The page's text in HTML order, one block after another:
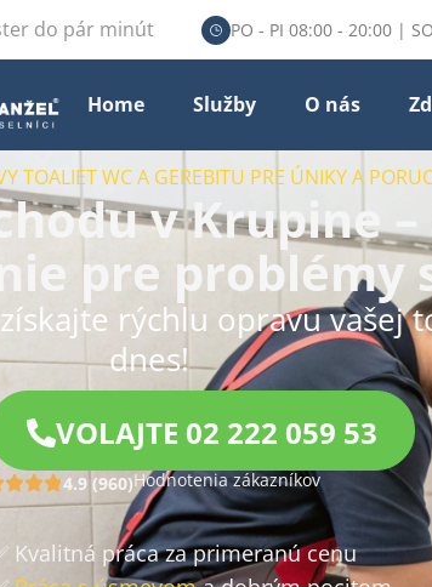
do pár minút PO - PI 08:00 - 20:00 |
Home Služby O nás
TOALIET WC A GEREBITU PRE ÚNIKY A
v Krupine
pre problémy
rýchlu opravu vašej
dnes!
VOLAJTE 02 222 059 53
4.9 (960)Hodnotenia zákazníkov
Kvalitná práca za primeranú cenu